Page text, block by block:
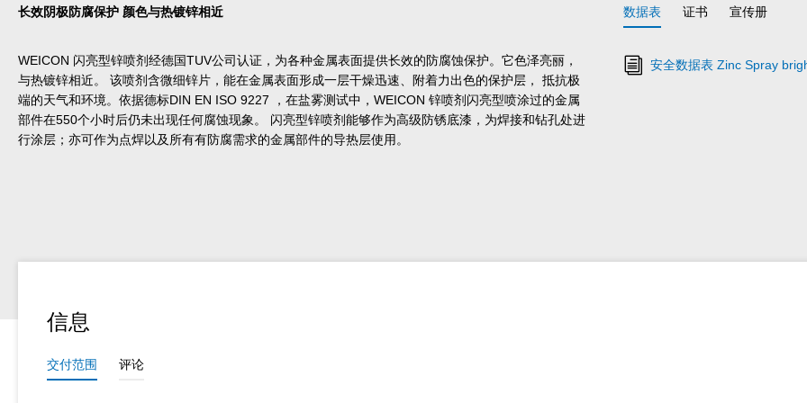
长效阴极防腐保护 颜色与热镀锌相近
WEICON 闪亮型锌喷剂经德国TUV公司认证，为各种金属表面提供长效的防腐蚀保护。它色泽亮丽，
与热镀锌相近。 该喷剂含微细锌片，能在金属表面形成一层干燥迅速、附着力出色的保护层， 抵抗极
端的天气和环境。依据德标DIN EN ISO 9227 ，在盐雾测试中，WEICON 锌喷剂闪亮型喷涂过的金属
部件在550个小时后仍未出现任何腐蚀现象。 闪亮型锌喷剂能够作为高级防锈底漆，为焊接和钻孔处进
行涂层；亦可作为点焊以及所有有防腐需求的金属部件的导热层使用。
数据表 证书 宣传册
安全数据表 Zinc Spray
信息
交付范围 评论